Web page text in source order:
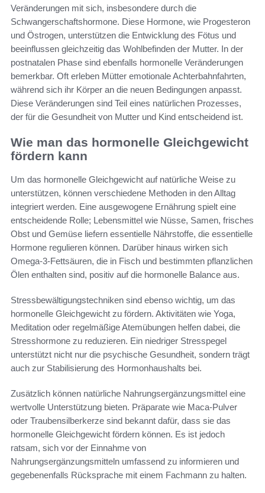
Veränderungen mit sich, insbesondere durch die
Schwangerschaftshormone. Diese Hormone, wie Progesteron
und Östrogen, unterstützen die Entwicklung des Fötus und
beeinflussen gleichzeitig das Wohlbefinden der Mutter. In der
postnatalen Phase sind ebenfalls hormonelle Veränderungen
bemerkbar. Oft erleben Mütter emotionale Achterbahnfahrten,
während sich ihr Körper an die neuen Bedingungen anpasst.
Diese Veränderungen sind Teil eines natürlichen Prozesses,
der für die Gesundheit von Mutter und Kind entscheidend ist.
Wie man das hormonelle Gleichgewicht
fördern kann
Um das hormonelle Gleichgewicht auf natürliche Weise zu
unterstützen, können verschiedene Methoden in den Alltag
integriert werden. Eine ausgewogene Ernährung spielt eine
entscheidende Rolle; Lebensmittel wie Nüsse, Samen, frisches
Obst und Gemüse liefern essentielle Nährstoffe, die essentielle
Hormone regulieren können. Darüber hinaus wirken sich
Omega-3-Fettsäuren, die in Fisch und bestimmten pflanzlichen
Ölen enthalten sind, positiv auf die hormonelle Balance aus.
Stressbewältigungstechniken sind ebenso wichtig, um das
hormonelle Gleichgewicht zu fördern. Aktivitäten wie Yoga,
Meditation oder regelmäßige Atemübungen helfen dabei, die
Stresshormone zu reduzieren. Ein niedriger Stresspegel
unterstützt nicht nur die psychische Gesundheit, sondern trägt
auch zur Stabilisierung des Hormonhaushalts bei.
Zusätzlich können natürliche Nahrungsergänzungsmittel eine
wertvolle Unterstützung bieten. Präparate wie Maca-Pulver
oder Traubensilberkerze sind bekannt dafür, dass sie das
hormonelle Gleichgewicht fördern können. Es ist jedoch
ratsam, sich vor der Einnahme von
Nahrungsergänzungsmitteln umfassend zu informieren und
gegebenenfalls Rücksprache mit einem Fachmann zu halten.